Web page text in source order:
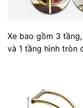
Xe bao gồm 3
và 1 tầng hình tròn